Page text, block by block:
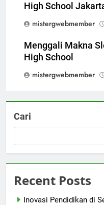
High School
mistergwebmember
Menggali Makna
High School
mistergwebmember
Cari
Recent Posts
Inovasi Pendidikan di